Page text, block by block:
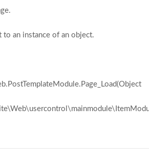
an instance of an object.